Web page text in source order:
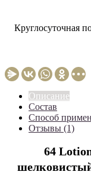
Круглосуточная
Описание
Состав
Способ
Отзывы (1)
64